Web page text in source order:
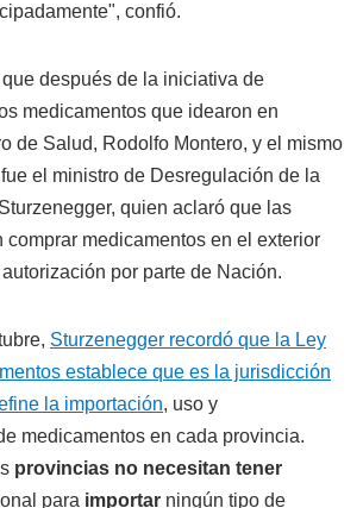
confió.
después de la iniciativa de
medicamentos que idearon en
de Salud, Rodolfo Montero, y el mismo
fue el ministro de Desregulación de la
quien aclaró que las
comprar medicamentos en el exterior
por parte de Nación.
Sturzenegger recordó que la Ley
establece que es la jurisdicción
la importación, uso y
medicamentos en cada provincia.
provincias no necesitan tener
para importar ningún tipo de